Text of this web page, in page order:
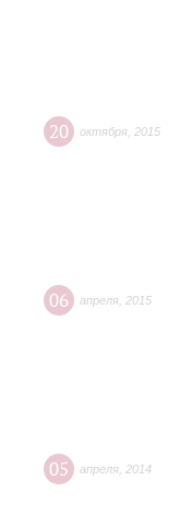
20 октября 2015
06 апреля 2015
05 апреля 2014